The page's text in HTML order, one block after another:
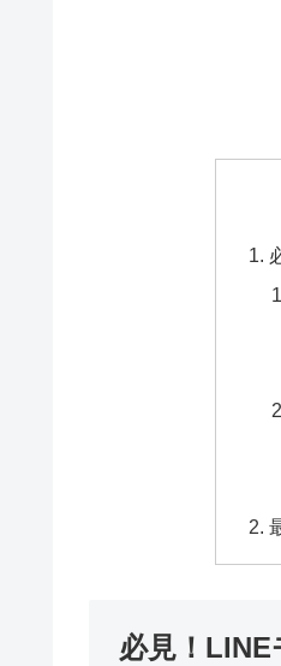
必見！